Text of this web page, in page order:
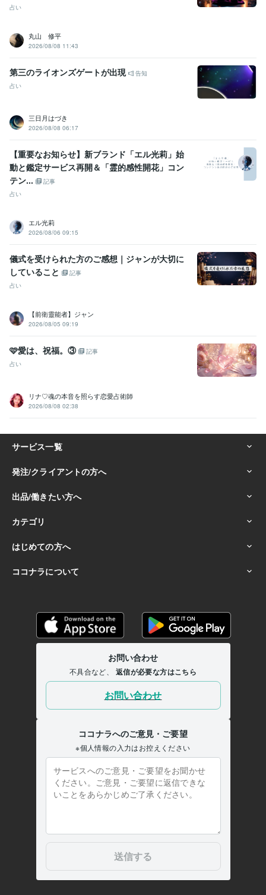
占い
丸山 修平
2026/08/08 11:43
第三のライオンズゲートが出現
告知
占い
三日月はづき
2026/08/08 06:17
【重要なお知らせ】新ブランド「エル光莉」始
動と鑑定サービス再開＆「霊的感性開花」コン
テン...
記事
占い
エル光莉
2026/08/06 09:15
儀式を受けられた方のご感想｜ジャンが大切に
していること
記事
占い
【前衛靈能者】ジャン
2026/08/05 09:19
🩷愛は、祝福。③
記事
占い
リナ♡魂の本音を照らす恋愛占術師
2026/08/08 02:38